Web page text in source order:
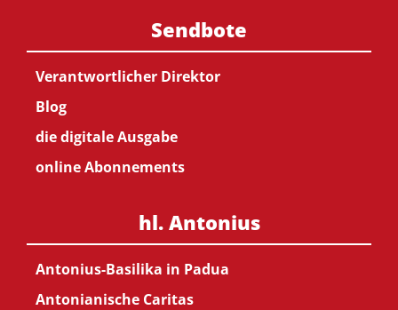
Sendbote
Verantwortlicher Direktor
Blog
die digitale Ausgabe
online Abonnements
hl. Antonius
Antonius-Basilika in Padua
Antonianische Caritas